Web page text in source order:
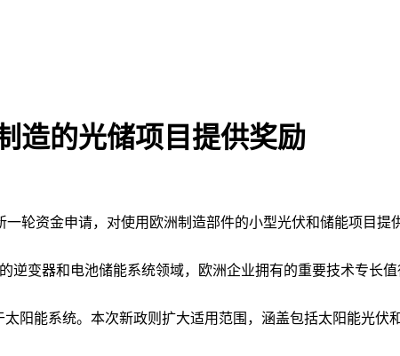
造的光储项目提供奖励
轮资金申请，对使用欧洲制造部件的小型光伏和储能项目提
逆变器和电池储能系统领域，欧洲企业拥有的重要技术专长值
阳能系统。本次新政则扩大适用范围，涵盖包括太阳能光伏